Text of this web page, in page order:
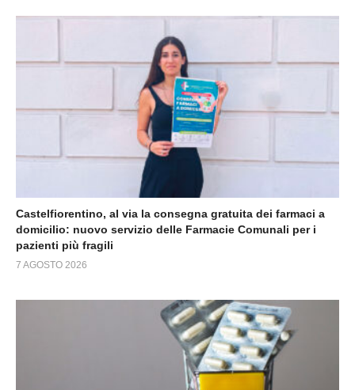
Castelfiorentino, al via la consegna gratuita dei farmaci a
domicilio: nuovo servizio delle Farmacie Comunali per i
pazienti più fragili
7 AGOSTO 2026